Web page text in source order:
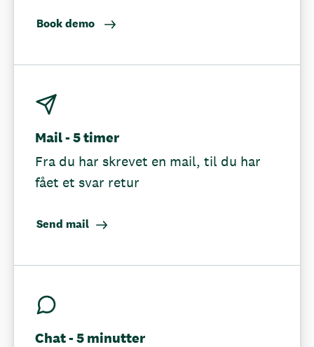
Book demo
Mail - 5 timer
Fra du har skrevet en mail, til du har
fået et svar retur
Send mail
Chat - 5 minutter